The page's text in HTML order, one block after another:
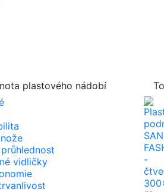
plastového nádobí
vidličky